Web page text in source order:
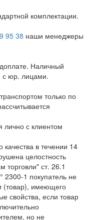
комплектации.
95 38 наши менеджеры
Наличный
с юр. лицами.
только по
лично с клиентом
в течении 14
целостность
торговли" ст. 26.1
2300-1 покупатель не
(товар), имеющего
свойства, если товар
но не